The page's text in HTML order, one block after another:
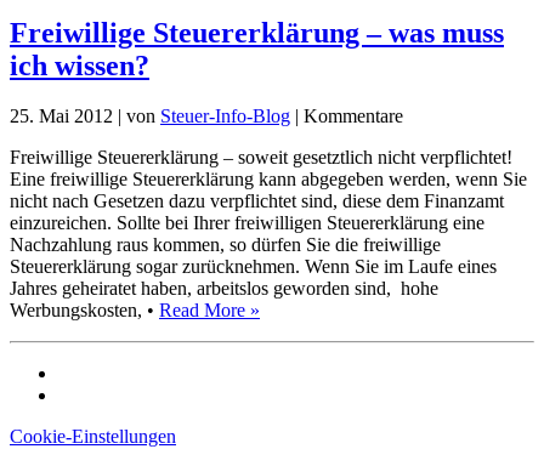
Freiwillige Steuererklärung – was muss
ich wissen?
25. Mai 2012 | von Steuer-Info-Blog | Kommentare
Freiwillige Steuererklärung – soweit gesetztlich nicht verpflichtet!
Eine freiwillige Steuererklärung kann abgegeben werden, wenn Sie
nicht nach Gesetzen dazu verpflichtet sind, diese dem Finanzamt
einzureichen. Sollte bei Ihrer freiwilligen Steuererklärung eine
Nachzahlung raus kommen, so dürfen Sie die freiwillige
Steuererklärung sogar zurücknehmen. Wenn Sie im Laufe eines
Jahres geheiratet haben, arbeitslos geworden sind, hohe
Werbungskosten, • Read More »
Cookie-Einstellungen